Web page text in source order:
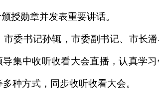
授勋章并发表重要讲话。‌‌
市委书记孙辄，市委副书记、市长
导集中收听收看大会直播，认真学
种方式，同步收听收看大会。